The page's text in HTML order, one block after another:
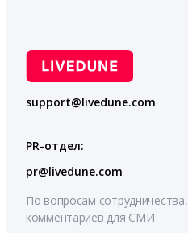
support@livedune.com
PR-отдел:
pr@livedune.com
По вопросам сотрудничества,
комментариев для СМИ